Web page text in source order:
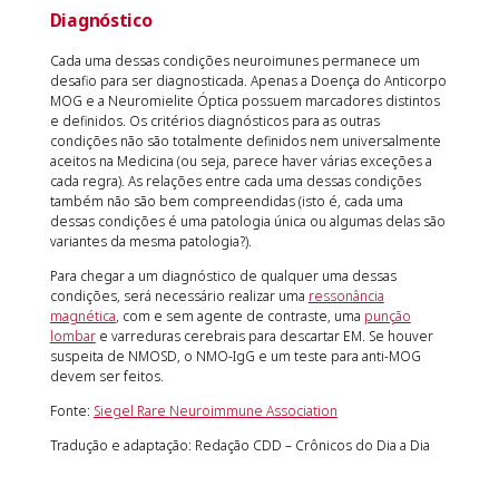
Diagnóstico
Cada uma dessas condições neuroimunes permanece um
desafio para ser diagnosticada. Apenas a Doença do Anticorpo
MOG e a Neuromielite Óptica possuem marcadores distintos
e definidos. Os critérios diagnósticos para as outras
condições não são totalmente definidos nem universalmente
aceitos na Medicina (ou seja, parece haver várias exceções a
cada regra). As relações entre cada uma dessas condições
também não são bem compreendidas (isto é, cada uma
dessas condições é uma patologia única ou algumas delas são
variantes da mesma patologia?).
Para chegar a um diagnóstico de qualquer uma dessas
condições, será necessário realizar uma ressonância
magnética, com e sem agente de contraste, uma punção
lombare varreduras cerebrais para descartar EM. Se houver
suspeita de NMOSD, o NMO-IgG e um teste para anti-MOG
devem ser feitos.
Fonte: Siegel Rare Neuroimmune Association
Tradução e adaptação: Redação CDD – Crônicos do Dia a Dia